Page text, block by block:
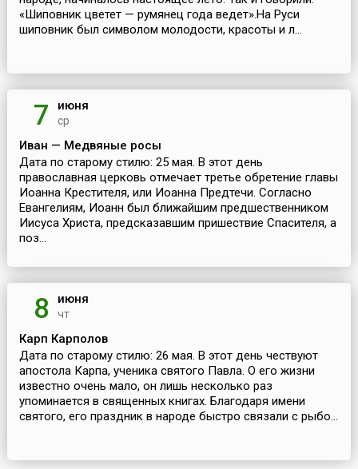
«Шиповник цветет — румянец года ведет».На Руси
шиповник был символом молодости, красоты и л...
7 июня
ср
Иван — Медвяные росы
Дата по старому стилю: 25 мая. В этот день
православная церковь отмечает третье обретение главы
Иоанна Крестителя, или Иоанна Предтечи. Согласно
Евангелиям, Иоанн был ближайшим предшественником
Иисуса Христа, предсказавшим пришествие Спасителя, а
поз...
8 июня
чт
Карп Карполов
Дата по старому стилю: 26 мая. В этот день чествуют
апостола Карпа, ученика святого Павла. О его жизни
известно очень мало, он лишь несколько раз
упоминается в священных книгах. Благодаря имени
святого, его праздник в народе быстро связали с рыбо...